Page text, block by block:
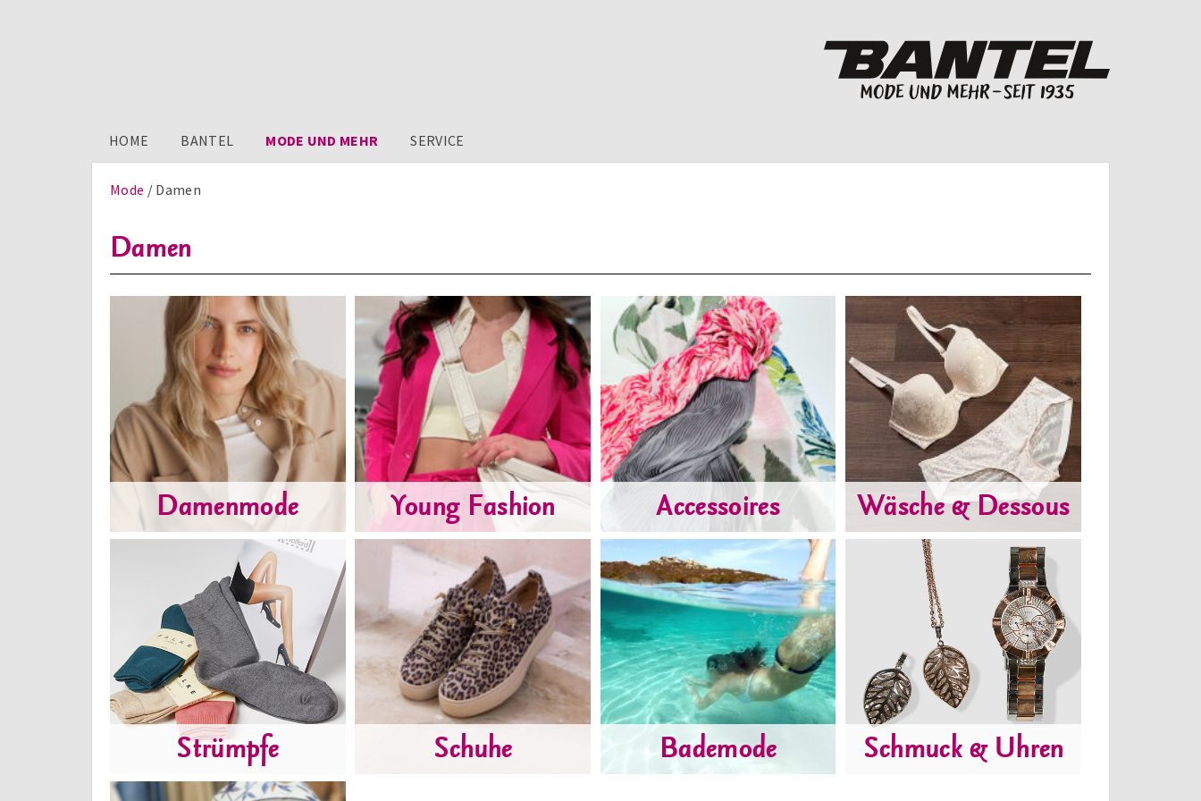
HOME BANTEL MODE UND MEHR SERVICE
Mode Damen
Damen
Damenmode Young Fashion Accessoires Wäsche & Dessous
Strümpfe Schuhe Bademode Schmuck & Uhren